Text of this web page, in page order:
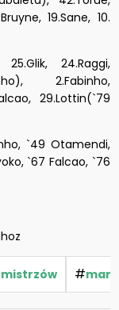
19.Sane, 10.
25.Glik, 24.Raggi,
2.Fabinho,
29.Lottin(`79
`49 Otamendi,
`67 Falcao, `76
#